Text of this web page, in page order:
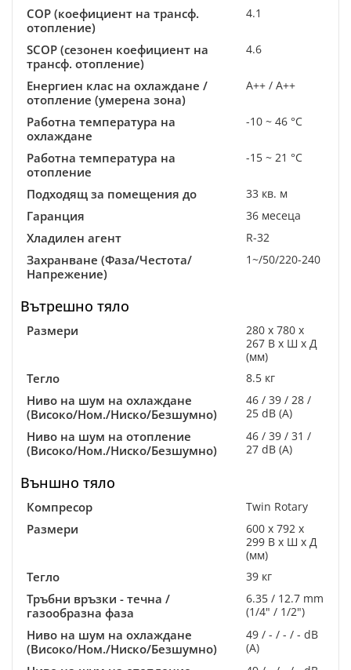
COP (коефициент на трансф.
отопление)
4.1
SCOP (сезонен коефициент на
трансф. отопление)
4.6
Енергиен клас на охлаждане /
отопление (умерена зона)
A++ / A++
Работна температура на
охлаждане
-10 ~ 46 °C
Работна температура на
отопление
-15 ~ 21 °C
Подходящ за помещения до 33 кв. м
Гаранция 36 месеца
Хладилен агент R-32
Захранване (Фаза/Честота/
Напрежение)
1~/50/220-240
Вътрешно тяло
Размери
280 x 780 x
267 В x Ш x Д
(мм)
Тегло 8.5 кг
Ниво на шум на охлаждане
(Високо/Ном./Ниско/Безшумно)
46 / 39 / 28 /
25 dB (A)
Ниво на шум на отопление
(Високо/Ном./Ниско/Безшумно)
46 / 39 / 31 /
27 dB (A)
Външно тяло
Компресор Twin Rotary
Размери
600 x 792 x
299 В x Ш x Д
(мм)
Тегло 39 кг
Тръбни връзки - течна /
газообразна фаза
6.35 / 12.7 mm
(1/4" / 1/2")
Ниво на шум на охлаждане
(Високо/Ном./Ниско/Безшумно)
49 / - / - / - dB
(A)